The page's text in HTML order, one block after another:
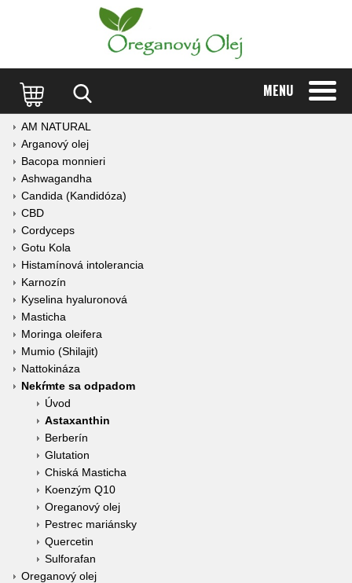
MENU
AM NATURAL
Arganový olej
Bacopa monnieri
Ashwagandha
Candida (Kandidóza)
CBD
Cordyceps
Gotu Kola
Histamínová intolerancia
Karnozín
Kyselina hyaluronová
Masticha
Moringa oleifera
Mumio (Shilajit)
Nattokináza
Nekŕmte sa odpadom
Úvod
Astaxanthin
Berberín
Glutation
Chiská Masticha
Koenzým Q10
Oreganový olej
Pestrec mariánsky
Quercetin
Sulforafan
Oreganový olej